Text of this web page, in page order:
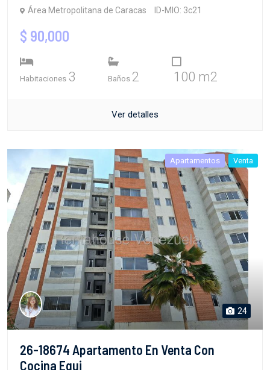
Área Metropolitana de Caracas ID-MIO: 3c21
$ 90,000
Habitaciones 3 Baños 2 100 m2
Ver detalles
Apartamentos Venta
24
26-18674 Apartamento En Venta Con
Cocina Equi